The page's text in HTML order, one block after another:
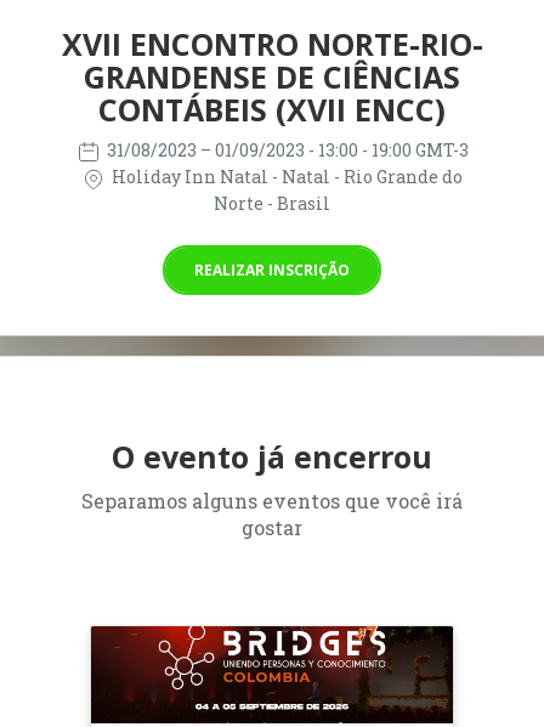
XVII ENCONTRO NORTE-RIO-
GRANDENSE DE CIÊNCIAS
CONTÁBEIS (XVII ENCC)
31/08/2023 – 01/09/2023 - 13:00 - 19:00 GMT-3
Holiday Inn Natal - Natal - Rio Grande do
Norte - Brasil
REALIZAR INSCRIÇÃO
O evento já encerrou
Separamos alguns eventos que você irá
gostar